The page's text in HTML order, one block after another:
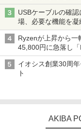
ーム』】
USBケーブルの確
場、必要な機能を
Ryzenが上昇から一
45,800円に急落し
前半のCPU価格]
イオシス創業30周
ト
AKIBA